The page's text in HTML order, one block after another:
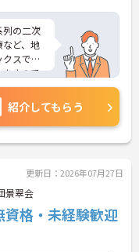
制度を活
自身の
期的な将
が用意
て働くこ
定した雇
列の二次
ど、地
スで
すので
さらに
くださ
紹介してもらう
更新日：2026年07月27日
景翠会
資格・未経験歓迎